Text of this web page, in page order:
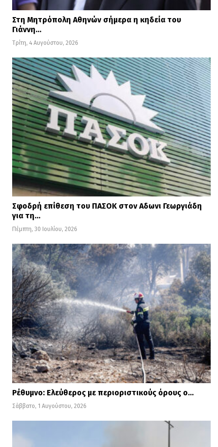
Στη Μητρόπολη Αθηνών σήμερα η κηδεία του
Γιάννη…
Τρίτη, 4 Αυγούστου, 2026
Σφοδρή επίθεση του ΠΑΣΟΚ στον Αδωνι Γεωργιάδη
για τη…
Πέμπτη, 30 Ιουλίου, 2026
Ρέθυμνο: Ελεύθερος με περιοριστικούς όρους ο…
Σάββατο, 1 Αυγούστου, 2026